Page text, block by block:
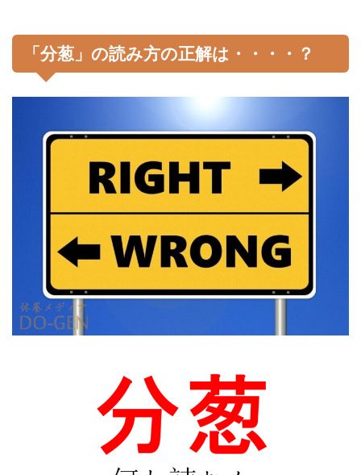
「分葱」の読み方の正解は・・・・？